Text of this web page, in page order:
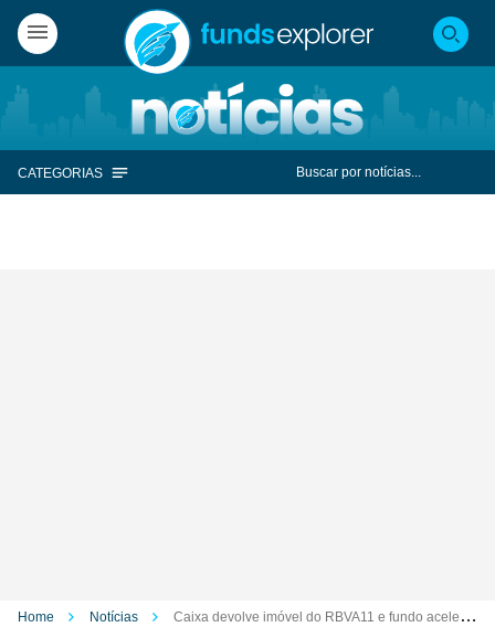
CATEGORIAS
Home Notícias
Caixa devolve imóvel do RBVA11 e fundo acelera